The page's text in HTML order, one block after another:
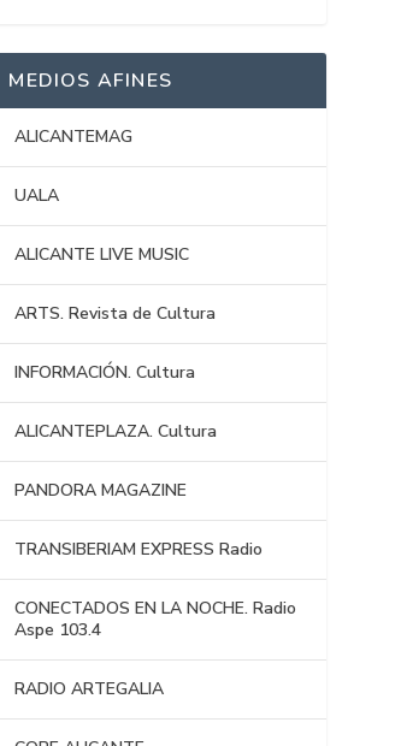
MEDIOS AFINES
ALICANTEMAG
UALA
ALICANTE LIVE MUSIC
ARTS. Revista de Cultura
INFORMACIÓN. Cultura
ALICANTEPLAZA. Cultura
PANDORA MAGAZINE
TRANSIBERIAM EXPRESS Radio
CONECTADOS EN LA NOCHE. Radio
Aspe 103.4
RADIO ARTEGALIA